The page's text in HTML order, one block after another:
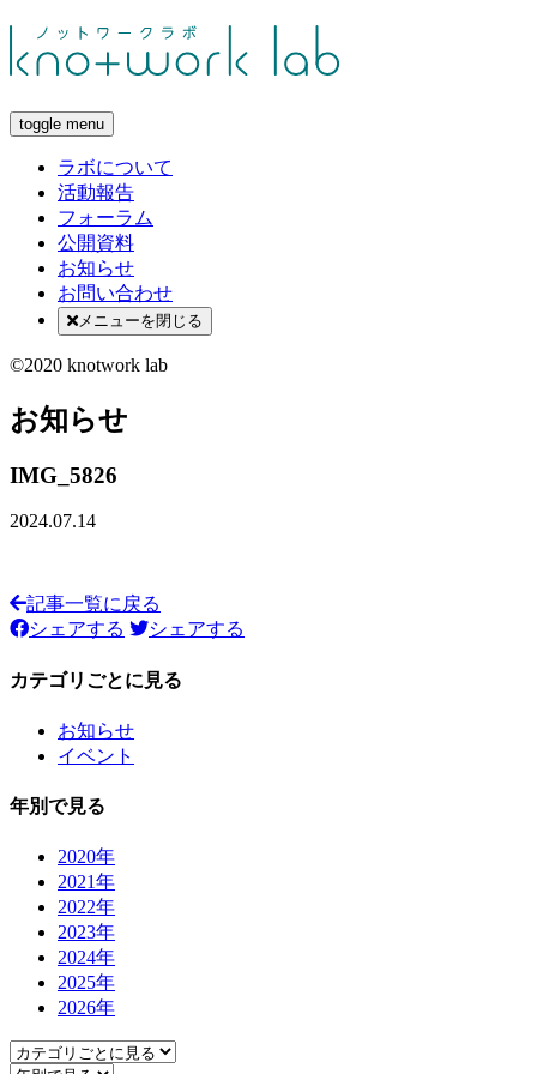
toggle menu
ラボについて
活動報告
フォーラム
公開資料
お知らせ
お問い合わせ
メニューを閉じる
©2020 knotwork lab
お知らせ
IMG_5826
2024.07.14
記事一覧に戻る
シェアする
シェアする
カテゴリごとに見る
お知らせ
イベント
年別で見る
2020年
2021年
2022年
2023年
2024年
2025年
2026年